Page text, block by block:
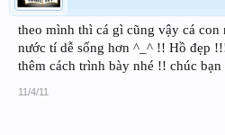
theo mình thì cá gì cũng vậy cá con
nước tí dễ sống hơn ^_^ !! Hồ đẹp
thêm cách trình bày nhé !! chúc bạn
11/4/11